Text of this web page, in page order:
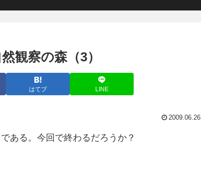
観察の森（3）
はてブ LINE
2009.06.26
ある。今回で終わるだろうか？